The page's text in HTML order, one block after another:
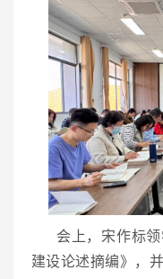
会上，宋作标
建设论述摘编》，